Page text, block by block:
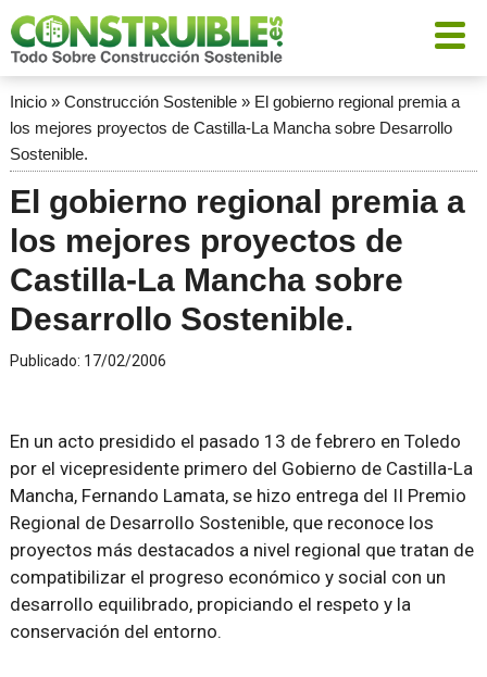
Inicio» Construcción Sostenible» El gobierno regional premia a
los mejores proyectos de Castilla-La Mancha sobre Desarrollo
Sostenible.
El gobierno regional premia a
los mejores proyectos de
Castilla-La Mancha sobre
Desarrollo Sostenible.
Publicado: 17/02/2006
En un acto presidido el pasado 13 de febrero en Toledo
por el vicepresidente primero del Gobierno de Castilla-La
Mancha, Fernando Lamata, se hizo entrega del II Premio
Regional de Desarrollo Sostenible, que reconoce los
proyectos más destacados a nivel regional que tratan de
compatibilizar el progreso económico y social con un
desarrollo equilibrado, propiciando el respeto y la
conservación del entorno.